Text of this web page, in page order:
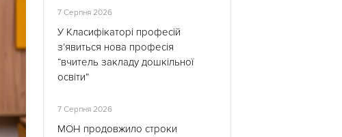
7 Серпня 2026
У Класифікаторі професій
з’явиться нова професія
“вчитель закладу дошкільної
освіти”
7 Серпня 2026
МОН продовжило строки